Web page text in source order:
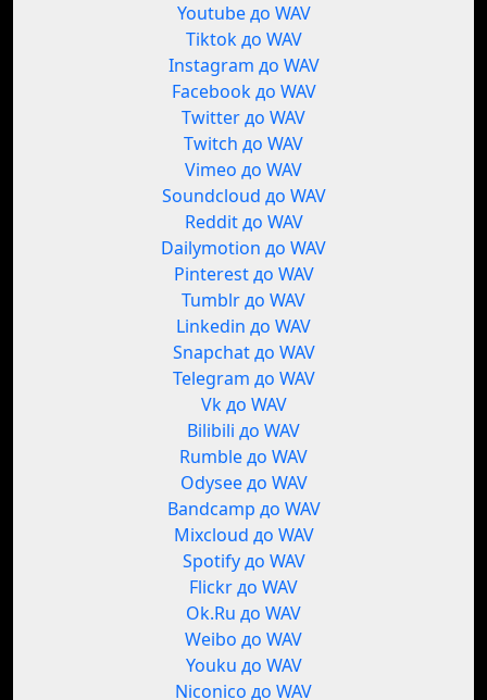
Youtube до WAV
Tiktok до WAV
Instagram до WAV
Facebook до WAV
Twitter до WAV
Twitch до WAV
Vimeo до WAV
Soundcloud до WAV
Reddit до WAV
Dailymotion до WAV
Pinterest до WAV
Tumblr до WAV
Linkedin до WAV
Snapchat до WAV
Telegram до WAV
Vk до WAV
Bilibili до WAV
Rumble до WAV
Odysee до WAV
Bandcamp до WAV
Mixcloud до WAV
Spotify до WAV
Flickr до WAV
Ok.Ru до WAV
Weibo до WAV
Youku до WAV
Niconico до WAV